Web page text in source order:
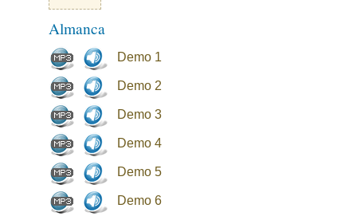
Almanca
Demo 1
Demo 2
Demo 3
Demo 4
Demo 5
Demo 6